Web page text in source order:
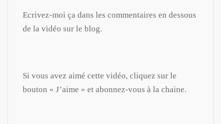
Ecrivez-moi ça dans les commentaires en dessous
de la vidéo sur le blog.
Si vous avez aimé cette vidéo, cliquez sur le
bouton « J’aime » et abonnez-vous à la chaine.